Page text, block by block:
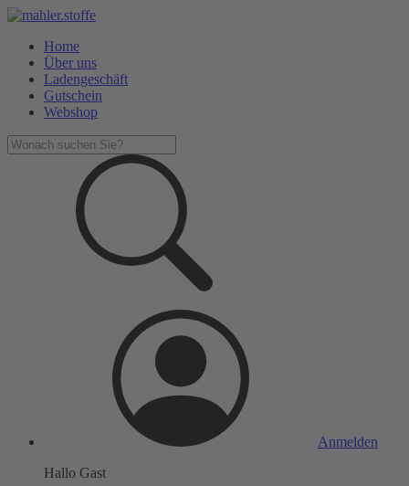
Home
Über uns
Ladengeschäft
Gutschein
Webshop
Anmelden
Hallo Gast